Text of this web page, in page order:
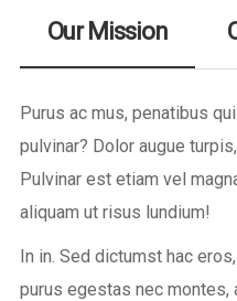
Our Mission
Purus ac mus, penatibus
pulvinar? Dolor augue
Pulvinar est etiam vel
aliquam ut risus lundium!
In in. Sed dictumst hac
purus egestas nec montes,